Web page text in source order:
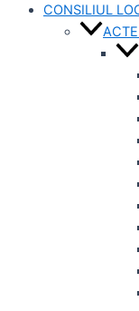
CONSILIUL